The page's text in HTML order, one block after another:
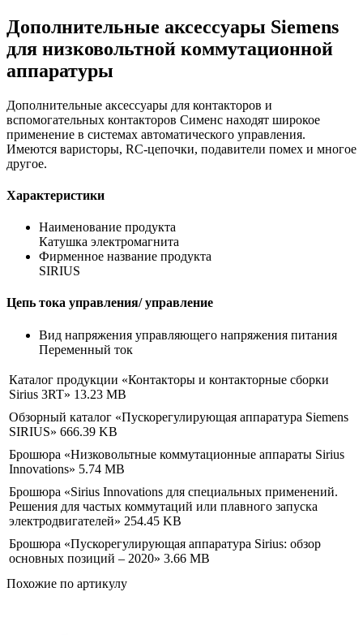
Дополнительные аксессуары Siemens
для низковольтной коммутационной
аппаратуры
Дополнительные аксессуары для контакторов и
вспомогательных контакторов Сименс находят широкое
применение в системах автоматического управления.
Имеются варисторы, RC-цепочки, подавители помех и многое
другое.
Характеристики
Наименование продукта
Катушка электромагнита
Фирменное название продукта
SIRIUS
Цепь тока управления/ управление
Вид напряжения управляющего напряжения питания
Переменный ток
Каталог продукции «Контакторы и контакторные сборки
Sirius 3RT» 13.23 MB
Обзорный каталог «Пускорегулирующая аппаратура Siemens
SIRIUS» 666.39 KB
Брошюра «Низковольтные коммутационные аппараты Sirius
Innovations» 5.74 MB
Брошюра «Sirius Innovations для специальных применений.
Решения для частых коммутаций или плавного запуска
электродвигателей» 254.45 KB
Брошюра «Пускорегулирующая аппаратура Sirius: обзор
основных позиций – 2020» 3.66 MB
Похожие по артикулу